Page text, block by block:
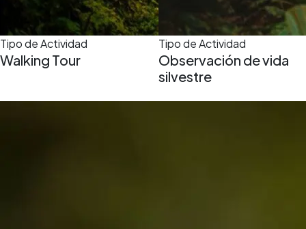
Tipo de Actividad
Walking Tour
Tipo de Actividad
Observación de vida
silvestre